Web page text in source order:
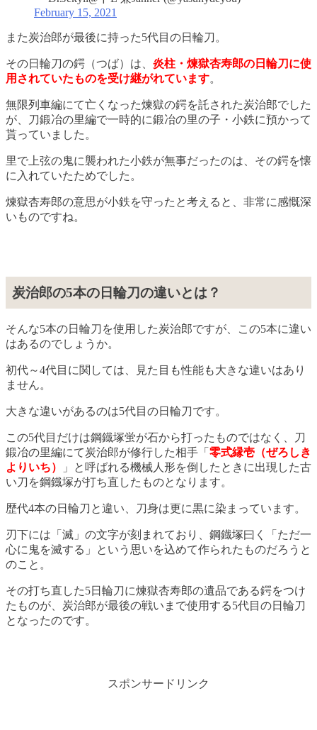
February 15, 2021
また炭治郎が最後に持った5代目の日輪刀。
その日輪刀の鍔（つば）は、 炎柱・煉獄杏寿郎の日輪刀に使
用されていたものを受け継がれています。
無限列車編にて亡くなった煉獄の鍔を託された炭治郎でした
が、刀鍛冶の里編で一時的に鍛冶の里の子・小鉄に預かって
貰っていました。
里で上弦の鬼に襲われた小鉄が無事だったのは、その鍔を懐
に入れていたためでした。
煉獄杏寿郎の意思が小鉄を守ったと考えると、非常に感慨深
いものですね。
炭治郎の5本の日輪刀の違いとは？
そんな5本の日輪刀を使用した炭治郎ですが、この5本に違い
はあるのでしょうか。
初代～4代目に関しては、見た目も性能も大きな違いはあり
ません。
大きな違いがあるのは5代目の日輪刀です。
この5代目だけは鋼鐡塚蛍が石から打ったものではなく、刀
鍛冶の里編にて炭治郎が修行した相手「 零式縁壱（ぜろしき
よりいち）
」と呼ばれる機械人形を倒したときに出現した古
い刀を鋼鐡塚が打ち直したものとなります。
歴代4本の日輪刀と違い、刀身は更に黒に染まっています。
刃下には「滅」の文字が刻まれており、鋼鐡塚曰く「ただ一
心に鬼を滅する」という思いを込めて作られたものだろうと
のこと。
その打ち直した5日輪刀に煉獄杏寿郎の遺品である鍔をつけ
たものが、炭治郎が最後の戦いまで使用する5代目の日輪刀
となったのです。
スポンサードリンク